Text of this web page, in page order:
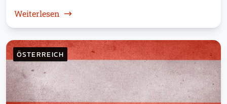
Weiterlesen : Bundesheer unterstützt Evakuierung
ÖSTERREICH